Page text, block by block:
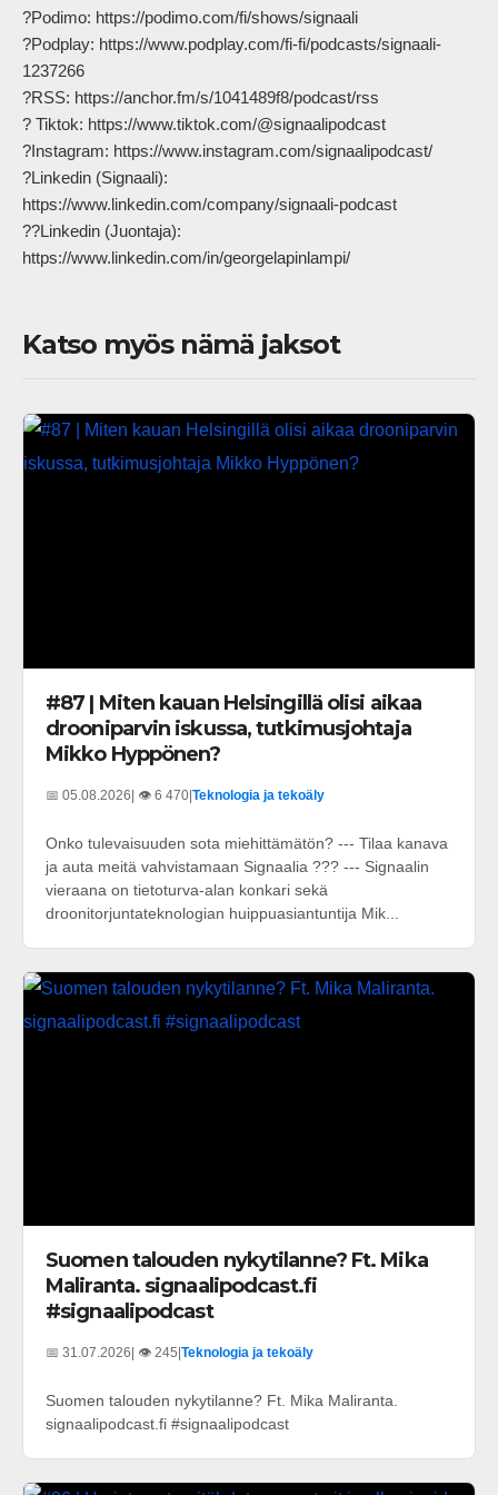
?Podimo: https://podimo.com/fi/shows/signaali
?Podplay: https://www.podplay.com/fi-fi/podcasts/signaali-
1237266
?RSS: https://anchor.fm/s/1041489f8/podcast/rss
? Tiktok: https://www.tiktok.com/@signaalipodcast
?Instagram: https://www.instagram.com/signaalipodcast/
?Linkedin (Signaali):
https://www.linkedin.com/company/signaali-podcast
??Linkedin (Juontaja):
https://www.linkedin.com/in/georgelapinlampi/
Katso myös nämä jaksot
#87 | Miten kauan Helsingillä olisi aikaa
drooniparvin iskussa, tutkimusjohtaja
Mikko Hyppönen?
📅 05.08.2026| 👁️ 6 470|Teknologia ja tekoäly
Onko tulevaisuuden sota miehittämätön? --- Tilaa kanava
ja auta meitä vahvistamaan Signaalia ??? --- Signaalin
vieraana on tietoturva-alan konkari sekä
droonitorjuntateknologian huippuasiantuntija Mik...
Suomen talouden nykytilanne? Ft. Mika
Maliranta. signaalipodcast.fi
#signaalipodcast
📅 31.07.2026 | 👁️ 245 Teknologia ja tekoäly
Suomen talouden nykytilanne? Ft. Mika Maliranta.
signaalipodcast.fi #signaalipodcast